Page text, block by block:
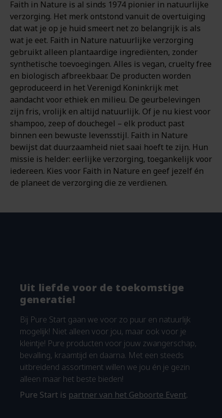
Faith in Nature is al sinds 1974 pionier in natuurlijke
verzorging. Het merk ontstond vanuit de overtuiging
dat wat je op je huid smeert net zo belangrijk is als
wat je eet. Faith in Nature natuurlijke verzorging
gebruikt alleen plantaardige ingrediënten, zonder
synthetische toevoegingen. Alles is vegan, cruelty free
en biologisch afbreekbaar. De producten worden
geproduceerd in het Verenigd Koninkrijk met
aandacht voor ethiek en milieu. De geurbelevingen
zijn fris, vrolijk en altijd natuurlijk. Of je nu kiest voor
shampoo, zeep of douchegel – elk product past
binnen een bewuste levensstijl. Faith in Nature
bewijst dat duurzaamheid niet saai hoeft te zijn. Hun
missie is helder: eerlijke verzorging, toegankelijk voor
iedereen. Kies voor Faith in Nature en geef jezelf én
de planeet de verzorging die ze verdienen.
Uit liefde voor de toekomstige
generatie!
Bij Pure Start gaan we voor zo puur en natuurlijk
mogelijk! Niet alleen voor jou, maar ook voor je
kleintje! Pure producten voor jouw zwangerschap,
bevalling, kraamtijd en daarna. Met een steeds
uitbreidend assortiment willen we jou én je gezin
alleen maar het beste bieden!
Pure Start is partner van het Geboorte Event.